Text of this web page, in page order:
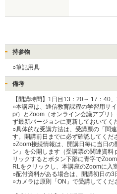
持参物
○筆記用具
備考
【開講時間】1日目13：20～ 17：40
○本講座は、通信教育課程の学習用サ
p/）とZoom（オンライン会議アプリ
ず最新バージョンに更新しておいてく
○具体的な受講方法は、受講票の「関
す。開講前日までに必ず確認してくだ
○Zoom接続情報は、開講日毎に当日
ン」を公開します（受講票の関連資料
リックするとボタン下部に青字で
RLをクリックし、本講座のZoomに入
○配付資料がある場合は、開講初日の3
○カメラは原則「ON」で受講してくだ